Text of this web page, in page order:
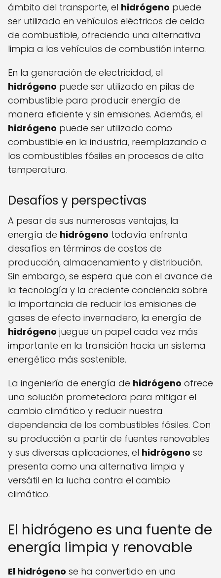
ámbito del transporte, el hidrógeno puede
ser utilizado en vehículos eléctricos de celda
de combustible, ofreciendo una alternativa
limpia a los vehículos de combustión interna.
En la generación de electricidad, el
hidrógeno puede ser utilizado en pilas de
combustible para producir energía de
manera eficiente y sin emisiones. Además, el
hidrógeno puede ser utilizado como
combustible en la industria, reemplazando a
los combustibles fósiles en procesos de alta
temperatura.
Desafíos y perspectivas
A pesar de sus numerosas ventajas, la
energía de hidrógeno todavía enfrenta
desafíos en términos de costos de
producción, almacenamiento y distribución.
Sin embargo, se espera que con el avance de
la tecnología y la creciente conciencia sobre
la importancia de reducir las emisiones de
gases de efecto invernadero, la energía de
hidrógeno juegue un papel cada vez más
importante en la transición hacia un sistema
energético más sostenible.
La ingeniería de energía de hidrógeno ofrece
una solución prometedora para mitigar el
cambio climático y reducir nuestra
dependencia de los combustibles fósiles. Con
su producción a partir de fuentes renovables
y sus diversas aplicaciones, el hidrógeno se
presenta como una alternativa limpia y
versátil en la lucha contra el cambio
climático.
El hidrógeno es una fuente de
energía limpia y renovable
El hidrógeno se ha convertido en una